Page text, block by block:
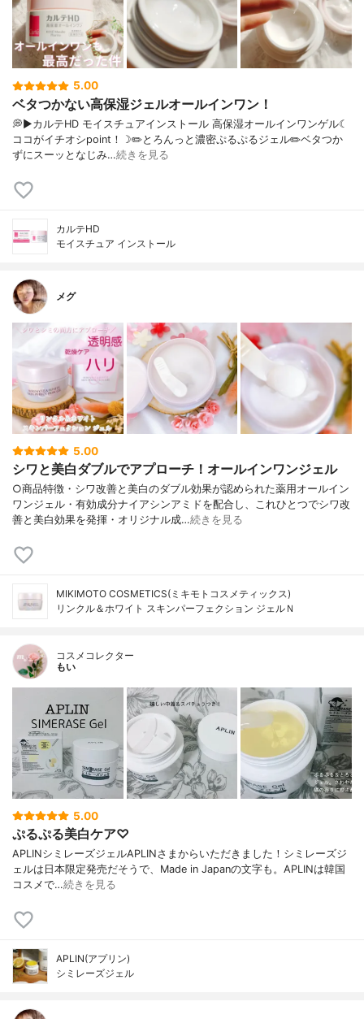
5.00
ベタつかない高保湿ジェルオールインワン！
💭▶️カルテHD モイスチュアインストール 高保湿オールインワンゲル☾
ココがイチオシpoint！☽✏️とろんっと濃密ぷるぷるジェル✏️ベタつか
ずにスーッとなじみ…続きを見る
カルテHD
モイスチュア インストール
メグ
5.00
シワと美白ダブルでアプローチ！オールインワンジェル
○商品特徴・シワ改善と美白のダブル効果が認められた薬用オールイン
ワンジェル・有効成分ナイアシンアミドを配合し、これひとつでシワ改
善と美白効果を発揮・オリジナル成…続きを見る
MIKIMOTO COSMETICS(ミキモトコスメティックス)
リンクル＆ホワイト スキンパーフェクション ジェルＮ
コスメコレクター
もい
5.00
ぷるぷる美白ケア♡
APLINシミレーズジェルAPLINさまからいただきました！シミレーズジ
ェルは日本限定発売だそうで、Made in Japanの文字も。APLINは韓国
コスメで…続きを見る
APLIN(アプリン)
シミレーズジェル